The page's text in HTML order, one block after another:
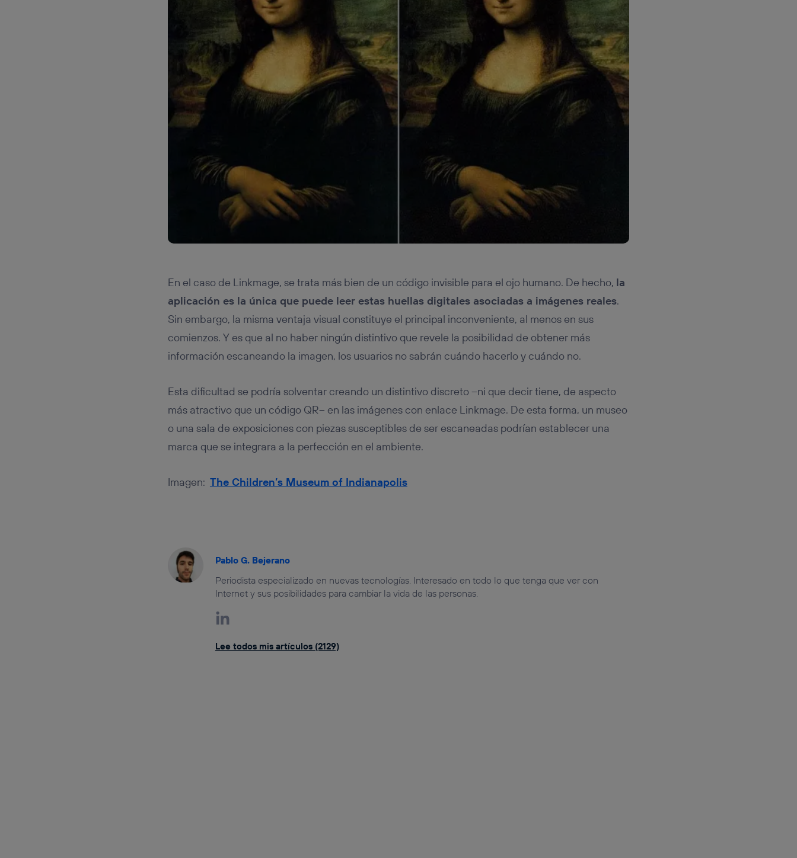
En el caso de Linkmage, se trata más bien de un código invisible para el ojo humano. De hecho, la
aplicación es la única que puede leer estas huellas digitales asociadas a imágenes reales.
Sin embargo, la misma ventaja visual constituye el principal inconveniente, al menos en sus
comienzos. Y es que al no haber ningún distintivo que revele la posibilidad de obtener más
información escaneando la imagen, los usuarios no sabrán cuándo hacerlo y cuándo no.
Esta dificultad se podría solventar creando un distintivo discreto –ni que decir tiene, de aspecto
más atractivo que un código QR– en las imágenes con enlace Linkmage. De esta forma, un museo
o una sala de exposiciones con piezas susceptibles de ser escaneadas podrían establecer una
marca que se integrara a la perfección en el ambiente.
Imagen: The Children’s Museum of Indianapolis
Pablo G. Bejerano
Periodista especializado en nuevas tecnologías. Interesado en todo lo que tenga que ver con
Internet y sus posibilidades para cambiar la vida de las personas.
Lee todos mis artículos (2129)